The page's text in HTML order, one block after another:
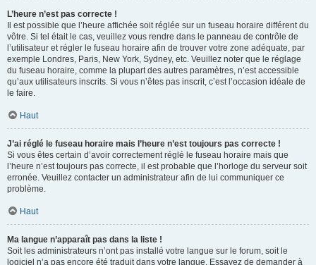
L’heure n’est pas correcte !
Il est possible que l’heure affichée soit réglée sur un fuseau horaire différent du
vôtre. Si tel était le cas, veuillez vous rendre dans le panneau de contrôle de
l’utilisateur et régler le fuseau horaire afin de trouver votre zone adéquate, par
exemple Londres, Paris, New York, Sydney, etc. Veuillez noter que le réglage
du fuseau horaire, comme la plupart des autres paramètres, n’est accessible
qu’aux utilisateurs inscrits. Si vous n’êtes pas inscrit, c’est l’occasion idéale de
le faire.
Haut
J’ai réglé le fuseau horaire mais l’heure n’est toujours pas correcte !
Si vous êtes certain d’avoir correctement réglé le fuseau horaire mais que
l’heure n’est toujours pas correcte, il est probable que l’horloge du serveur soit
erronée. Veuillez contacter un administrateur afin de lui communiquer ce
problème.
Haut
Ma langue n’apparaît pas dans la liste !
Soit les administrateurs n’ont pas installé votre langue sur le forum, soit le
logiciel n’a pas encore été traduit dans votre langue. Essayez de demander à